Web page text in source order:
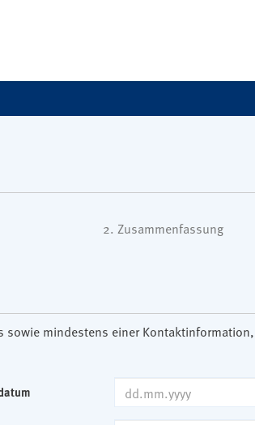
2. Zusammenfassung
mindestens einer